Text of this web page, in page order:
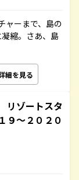
ャーまで、島の
縮。さあ、島
細を見る
ゾートスタ
～２０２０